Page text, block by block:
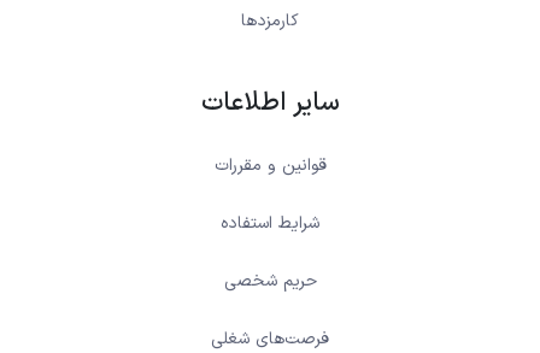
کارمزدها
سایر اطلاعات
قوانین و مقررات
شرایط استفاده
حریم شخصی
فرصت‌های شغلی